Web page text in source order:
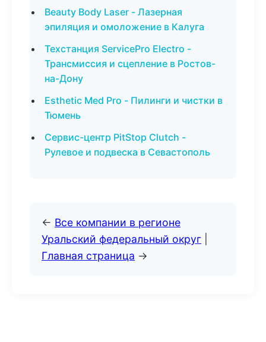
Beauty Body Laser - Лазерная
эпиляция и омоложение в Калуга
Техстанция ServicePro Electro -
Трансмиссия и сцепление в Ростов-
на-Дону
Esthetic Med Pro - Пилинги и чистки в
Тюмень
Сервис-центр PitStop Clutch -
Рулевое и подвеска в Севастополь
← Все компании в регионе
Уральский федеральный округ
Главная страница →